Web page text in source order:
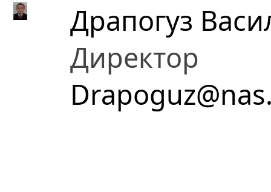
Драпогуз
Директор